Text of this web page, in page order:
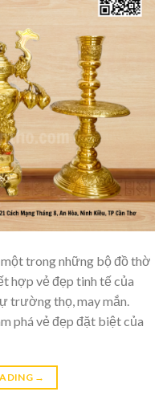
trong những bộ đồ thờ
hợp vẻ đẹp tinh tế của
trường thọ, may mắn.
phá vẻ đẹp đặt biệt của
→